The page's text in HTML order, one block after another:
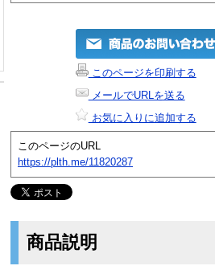
このページを印刷する
メールでURLを送る
お気に入りに追加する
このページのURL
https://plth.me/11820287
商品説明